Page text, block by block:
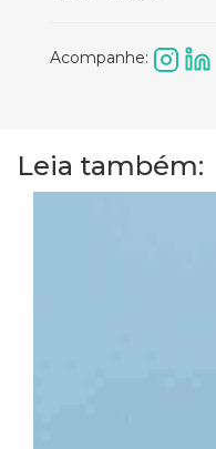
Acompanhe:
Leia também: